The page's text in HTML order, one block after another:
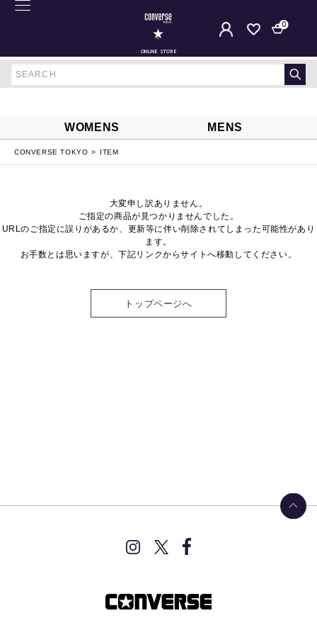
ONLINE STORE
0
WOMENS MENS
CONVERSE TOKYO ITEM
大変申し訳ありません。
ご指定の商品が見つかりませんでした。
URLのご指定に誤りがあるか、更新等に伴い削除されてしまった可能性があり
ます。
お手数とは思いますが、下記リンクからサイトへ移動してください。
トップページへ